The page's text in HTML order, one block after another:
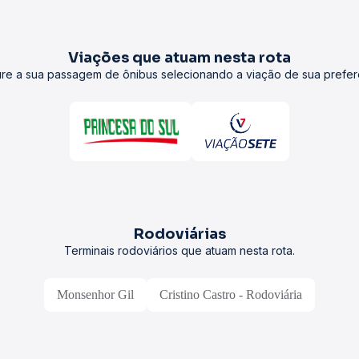
Viações que atuam nesta rota
a sua passagem de ônibus selecionando a viação de sua
Rodoviárias
Terminais rodoviários que atuam nesta rota.
Monsenhor Gil Cristino Castro - Rodoviária